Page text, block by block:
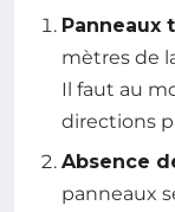
Panneaux
mètres de
Il faut au
directions
Absence
panneaux